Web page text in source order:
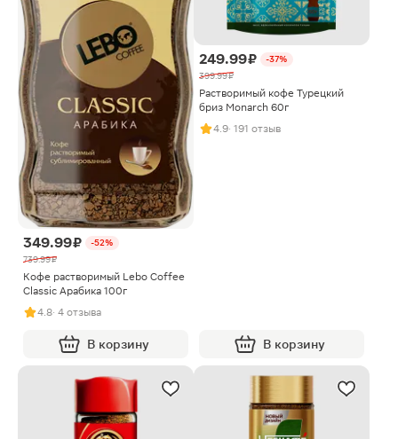
349.99 ₽
-52%
739.99 ₽
Кофе растворимый Lebo Coffee
Classic Арабика 100г
4.8· 4 отзыва
В корзину
249.99 ₽
-37%
399.99 ₽
Растворимый кофе Турецкий
бриз Monarch 60г
4.9· 191 отзыв
В корзину